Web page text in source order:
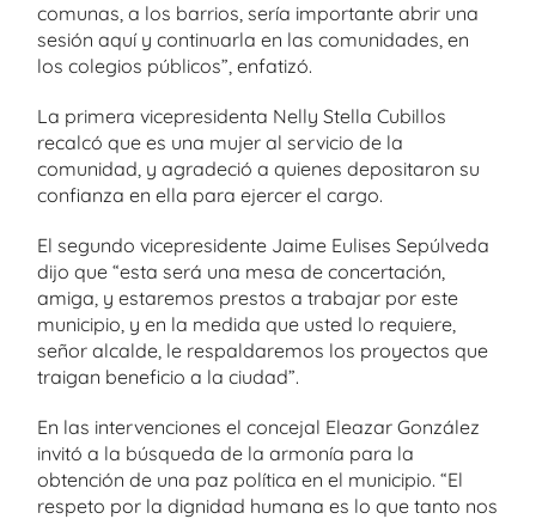
comunas, a los barrios, sería importante abrir una
sesión aquí y continuarla en las comunidades, en
los colegios públicos”, enfatizó.
La primera vicepresidenta Nelly Stella Cubillos
recalcó que es una mujer al servicio de la
comunidad, y agradeció a quienes depositaron su
confianza en ella para ejercer el cargo.
El segundo vicepresidente Jaime Eulises Sepúlveda
dijo que “esta será una mesa de concertación,
amiga, y estaremos prestos a trabajar por este
municipio, y en la medida que usted lo requiere,
señor alcalde, le respaldaremos los proyectos que
traigan beneficio a la ciudad”.
En las intervenciones el concejal Eleazar González
invitó a la búsqueda de la armonía para la
obtención de una paz política en el municipio. “El
respeto por la dignidad humana es lo que tanto nos